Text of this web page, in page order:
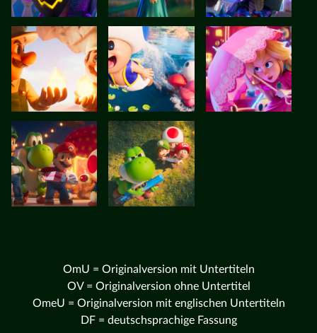
OmU = Originalversion mit Untertiteln
OV = Originalversion ohne Untertitel
OmeU = Originalversion mit englischen Untertiteln
DF = deutschsprachige Fassung